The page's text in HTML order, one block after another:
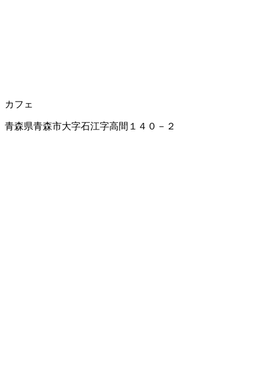
カフェ
青森県青森市大字石江字高間１４０－２